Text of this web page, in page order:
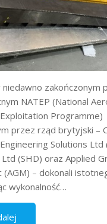
zakończonym
NATEP (National
Programme)
przez rząd brytyjski –
Solutions Ltd
(SHD) oraz Applied
(AGM) – dokonali
wykonalność…